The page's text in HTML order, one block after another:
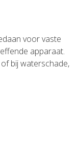
voor vaste
apparaat.
bij waterschade,